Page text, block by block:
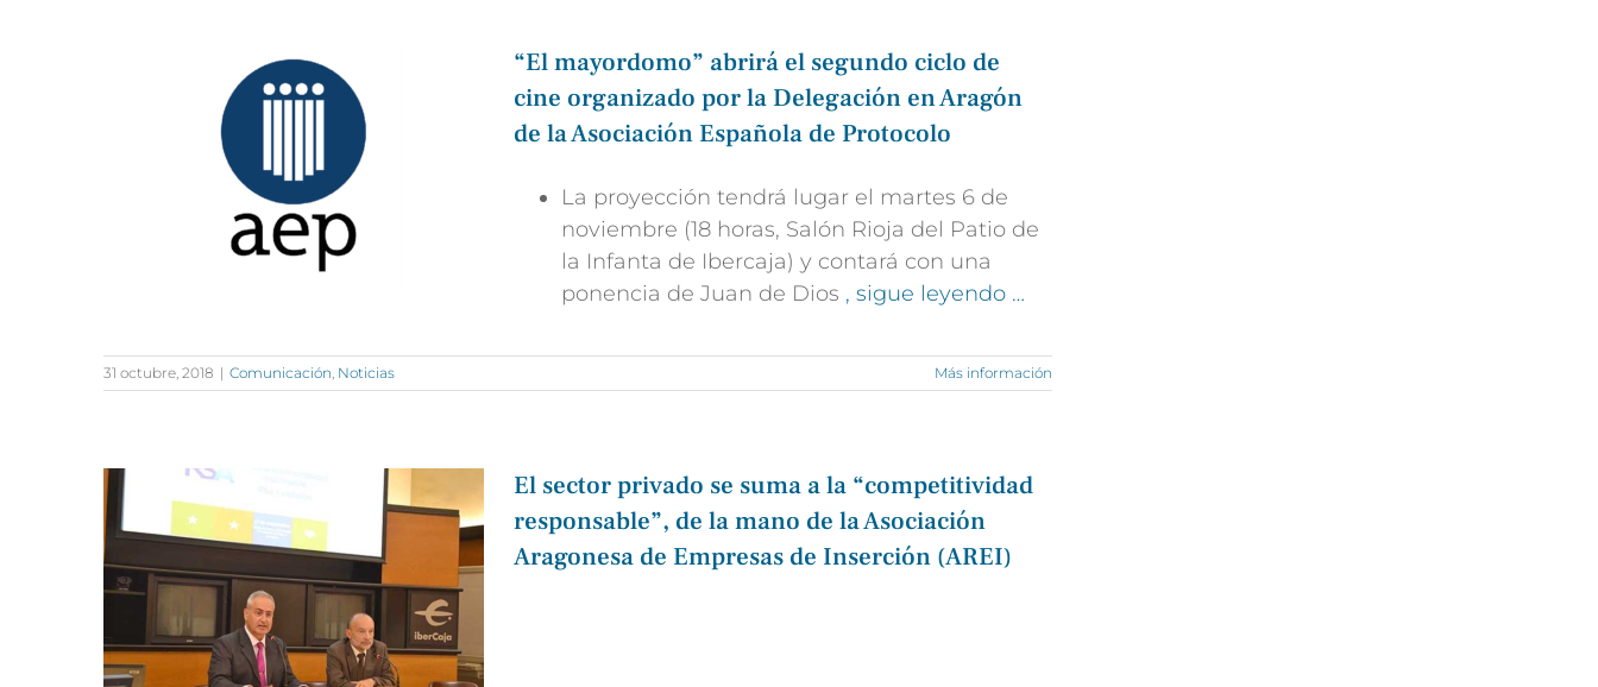
“El mayordomo” abrirá el segundo ciclo de
cine organizado por la Delegación en Aragón
de la Asociación Española de Protocolo
La proyección tendrá lugar el martes 6 de
noviembre (18 horas, Salón Rioja del Patio de
la Infanta de Ibercaja) y contará con una
ponencia de Juan de Dios , sigue leyendo …
31 octubre, 2018 | Comunicación, Noticias Más información
El sector privado se suma a la “competitividad
responsable”, de la mano de la Asociación
Aragonesa de Empresas de Inserción (AREI)